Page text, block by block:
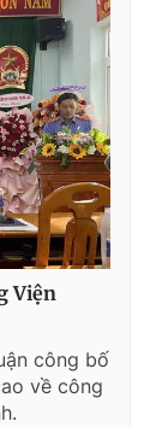
Viện
công bố
về công